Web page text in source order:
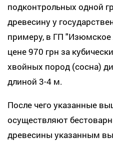
подконтрольных одной
древесину у
примеру, в ГП "Изюмское
цене 970 грн за
хвойных пород (сосна)
длиной 3-4 м.
После чего указанные
осуществляют
древесины указанным